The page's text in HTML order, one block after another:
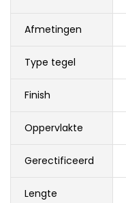
Afmetingen
Type tegel
Finish
Oppervlakte
Gerectificeerd
Lengte